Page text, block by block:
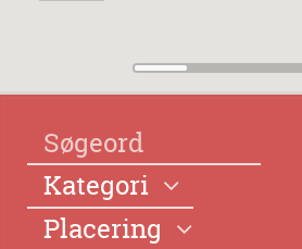
Kategori
Placering